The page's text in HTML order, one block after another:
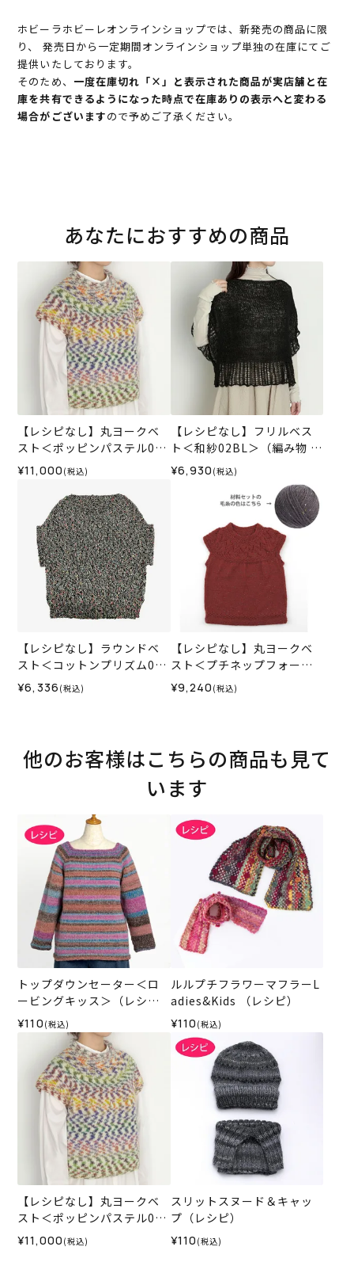
ホビーラホビーレオンラインショップでは、新発売の商品に限
り、 発売日から一定期間オンラインショップ単独の在庫にてご
提供いたしております。
そのため、 一度在庫切れ「×」と表示された商品が実店舗と在
庫を共有できるようになった時点で在庫ありの表示へと変わる
場合がございますので予めご了承ください。
あなたにおすすめの商品
【レシピなし】丸ヨークベ
スト＜ポッピンパステル01I
V＞（編み物 材料セット）
¥11,000 (税込)
【レシピなし】フリルベス
ト＜和紗02BL＞（編み物 材
料セット）
¥6,930 (税込)
【レシピなし】ラウンドベ
スト＜コットンプリズム04
BL＞（編み物 材料セット）
¥6,336 (税込)
【レシピなし】丸ヨークベ
スト＜プチネップフォープ
ライ24GR＞（編み物 材料
セット）
¥9,240 (税込)
他のお客様はこちらの商品も見て
います
トップダウンセーター＜ロ
ービングキッス＞（レシ
ピ）
¥110 (税込)
ルルプチフラワーマフラーL
adies&Kids （レシピ）
¥110 (税込)
【レシピなし】丸ヨークベ
スト＜ポッピンパステル01I
V＞（編み物 材料セット）
¥11,000 (税込)
スリットスヌード＆キャッ
プ（レシピ）
¥110 (税込)